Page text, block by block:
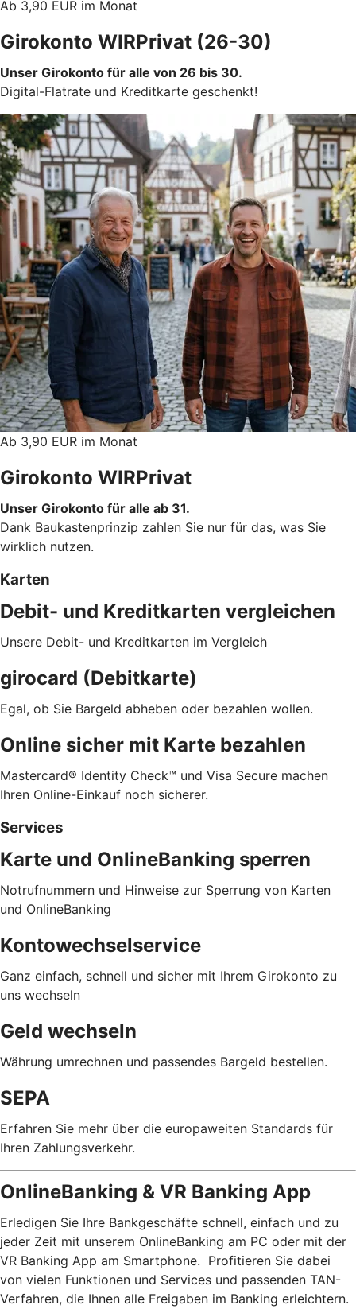
Ab 3,90 EUR im Monat
Girokonto WIRPrivat (26-30)
Unser Girokonto für alle von 26 bis 30.
Digital-Flatrate und Kreditkarte geschenkt!
Ab 3,90 EUR im Monat
Girokonto WIRPrivat
Unser Girokonto für alle ab 31.
Dank Baukastenprinzip zahlen Sie nur für das, was Sie
wirklich nutzen.
Karten
Debit- und Kreditkarten vergleichen
Unsere Debit- und Kreditkarten im Vergleich
girocard (Debitkarte)
Egal, ob Sie Bargeld abheben oder bezahlen wollen.
Online sicher mit Karte bezahlen
Mastercard® Identity Check™ und Visa Secure machen
Ihren Online-Einkauf noch sicherer.
Services
Karte und OnlineBanking sperren
Notrufnummern und Hinweise zur Sperrung von Karten
und OnlineBanking
Kontowechselservice
Ganz einfach, schnell und sicher mit Ihrem Girokonto zu
uns wechseln
Geld wechseln
Währung umrechnen und passendes Bargeld bestellen.
SEPA
Erfahren Sie mehr über die europaweiten Standards für
Ihren Zahlungsverkehr.
OnlineBanking & VR Banking App
Erledigen Sie Ihre Bankgeschäfte schnell, einfach und zu
jeder Zeit mit unserem OnlineBanking am PC oder mit der
VR Banking App am Smartphone. Profitieren Sie dabei
von vielen Funktionen und Services und passenden TAN-
Verfahren, die Ihnen alle Freigaben im Banking erleichtern.